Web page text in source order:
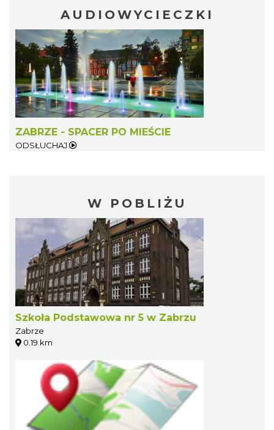
AUDIOWYCIECZKI
ZABRZE - SPACER PO MIEŚCIE
ODSŁUCHAJ
W POBLIŻU
Szkoła Podstawowa nr 5 w Zabrzu
Zabrze
0.19 km